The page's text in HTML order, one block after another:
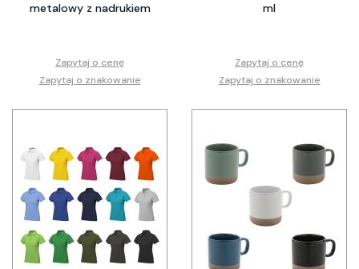
metalowy z nadrukiem
Zapytaj o cenę
Zapytaj o znakowanie
ml
Zapytaj o cenę
Zapytaj o znakowanie